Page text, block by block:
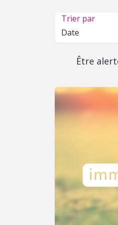
Trier par
Date
Être